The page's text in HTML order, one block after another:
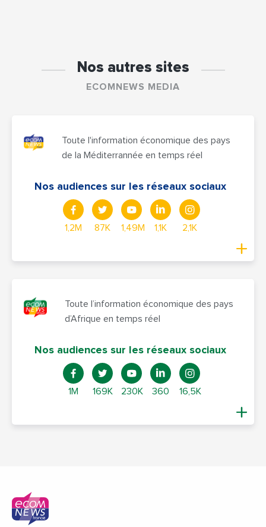
Nos autres sites
ECOMNEWS MEDIA
Toute l'information économique des pays
de la Méditerrannée en temps réel
Nos audiences sur les réseaux sociaux
1,2M 87K 1,49M 1,1K 2,1K
Toute l’information économique des pays
d’Afrique en temps réel
Nos audiences sur les réseaux sociaux
1M 169K 230K 360 16,5K